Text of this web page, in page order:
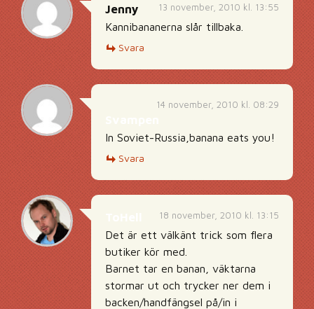
13 november, 2010 kl. 13:55
Jenny
Kannibananerna slår tillbaka.
Svara
14 november, 2010 kl. 08:29
In Soviet-Russia,banana eats you!
Svara
18 november, 2010 kl. 13:15
Det är ett välkänt trick som flera
butiker kör med.
Barnet tar en banan, väktarna
stormar ut och trycker ner dem i
backen/handfängsel på/in i